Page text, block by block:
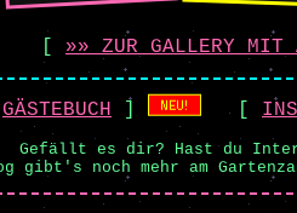
[ »» ZUR GALLERY MIT
GÄSTEBUCH ] [
Gefällt es dir? Hast du
gibt's noch mehr am